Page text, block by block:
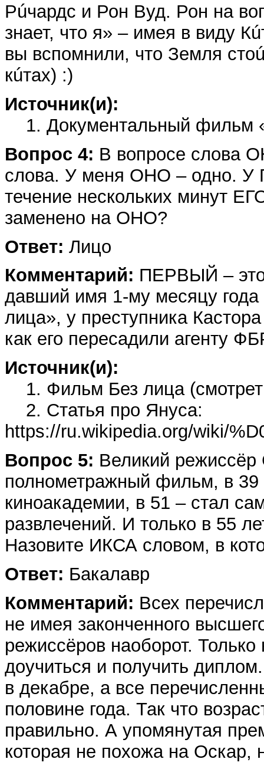
Рúчардс и Рон Вуд. Рон на
знает, что я» – имея в виду
вы вспомнили, что Земля
кúтах) :)
Источник(и):
1. Документальный фильм
Вопрос 4: В вопросе слова
слова. У меня ОНО – одно.
течение нескольких минут
заменено на ОНО?
Ответ: Лицо
Комментарий: ПЕРВЫЙ –
давший имя 1-му месяцу
лица», у преступника
как его пересадили агенту
Источник(и):
1. Фильм Без лица
2. Статья про Януса:
https://ru.wikipedia.org/wiki/
Вопрос 5: Великий
полнометражный фильм, в
киноакадемии, в 51 – стал
развлечений. И только в 55
Назовите ИКСА словом, в
Ответ: Бакалавр
Комментарий: Всех
не имея законченного
режиссёров наоборот.
доучиться и получить
в декабре, а все
половине года. Так что
правильно. А упомянутая
которая не похожа на Оскар,